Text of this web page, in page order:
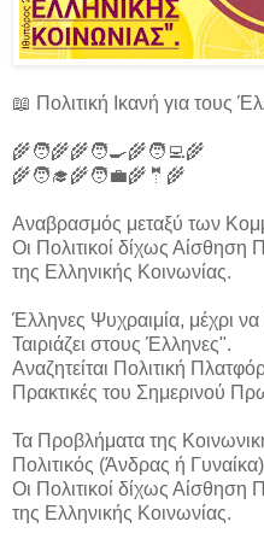
📖 Πολιτική Ικανή για τους
🌾🧑‍🌾🌾🧑‍🍳🌾🧑‍💻🌾
🌾🧑‍🎓🌾🧑‍💼🌾🤵🌾
Αναβρασμός μεταξύ των
Οι Πολιτικοί δίχως Αίσθηση
της Ελληνικής Κοινωνίας.
Έλληνες Ψυχραιμία, μέχρι
Ταιριάζει στους Έλληνες".
Αναζητείται Πολιτική
Πρακτικές του Σημερινού
Τα Προβλήματα της
Πολιτικός (Άνδρας ή
Οι Πολιτικοί δίχως Αίσθηση
της Ελληνικής Κοινωνίας.